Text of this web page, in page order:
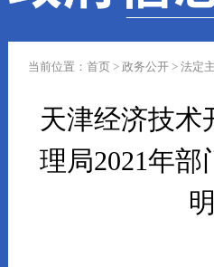
当前位置：首页 > 政务公开 > 法定
天津经济技术
理局2021年
明